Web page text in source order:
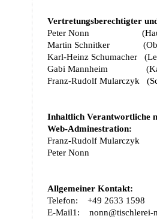
Vertretungsberechtigter
Peter Nonn
Martin Schnitker
Karl-Heinz Schumacher
Gabi Mannheim
Franz-Rudolf Mularczyk
Inhaltlich Verantwortliche
Web-Adminestration:
Franz-Rudolf Mularczyk
Peter Nonn
Allgemeiner Kontakt:
Telefon: +49 2633 1598
E-Mail1: nonn@tischlerei-